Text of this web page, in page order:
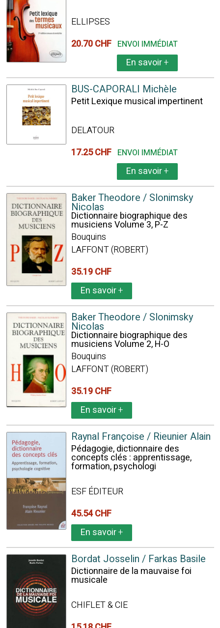
ELLIPSES
20.70 CHF ENVOI IMMÉDIAT
En savoir+
BUS-CAPORALI Michèle
Petit Lexique musical impertinent
DELATOUR
17.25 CHF ENVOI IMMÉDIAT
En savoir+
Baker Theodore / Slonimsky
Nicolas
Dictionnaire biographique des
musiciens Volume 3, P-Z
Bouquins
LAFFONT (ROBERT)
35.19 CHF
En savoir+
Baker Theodore / Slonimsky
Nicolas
Dictionnaire biographique des
musiciens Volume 2, H-O
Bouquins
LAFFONT (ROBERT)
35.19 CHF
En savoir+
Raynal Françoise / Rieunier Alain
Pédagogie, dictionnaire des
concepts clés : apprentissage,
formation, psychologi
ESF ÉDITEUR
45.54 CHF
En savoir+
Bordat Josselin / Farkas Basile
Dictionnaire de la mauvaise foi
musicale
CHIFLET & CIE